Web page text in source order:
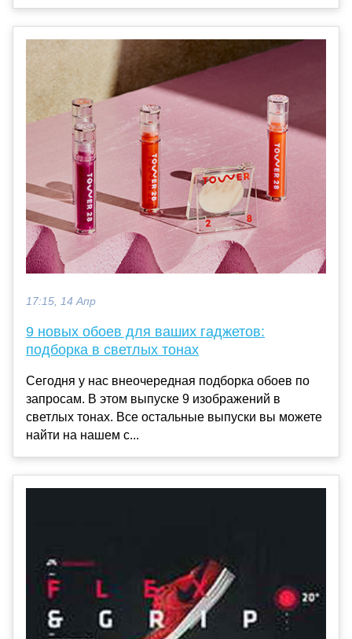
17:15, 14 Апр
9 новых обоев для ваших гаджетов:
подборка в светлых тонах
Сегодня у нас внеочередная подборка обоев по
запросам. В этом выпуске 9 изображений в
светлых тонах. Все остальные выпуски вы можете
найти на нашем с...